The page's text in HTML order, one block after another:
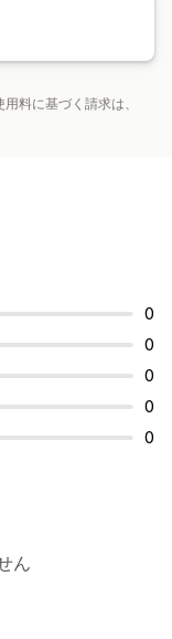
料に基づく請求は、
0
0
0
0
0
ん